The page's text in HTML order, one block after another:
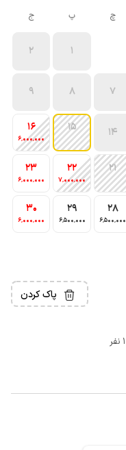
چ پ ج
1
2
7
8
9
14
15
16
6٬000٬000
21
22
7٬000٬000
23
6٬000٬000
28
6٬500٬000
29
6٬500٬000
30
6٬000٬000
پاک کردن